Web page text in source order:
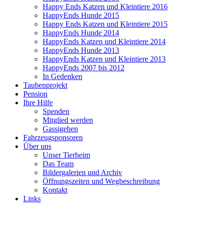
Happy Ends Katzen und Kleintiere 2016
HappyEnds Hunde 2015
Happy Ends Katzen und Kleintiere 2015
HappyEnds Hunde 2014
HappyEnds Katzen und Kleintiere 2014
HappyEnds Hunde 2013
HappyEnds Katzen und Kleintiere 2013
HappyEnds 2007 bis 2012
In Gedenken
Taubenprojekt
Pension
Ihre Hilfe
Spenden
Mitglied werden
Gassigehen
Fahrzeugsponsoren
Über uns
Unser Tierheim
Das Team
Bildergalerien und Archiv
Öffnungszeiten und Wegbeschreibung
Kontakt
Links